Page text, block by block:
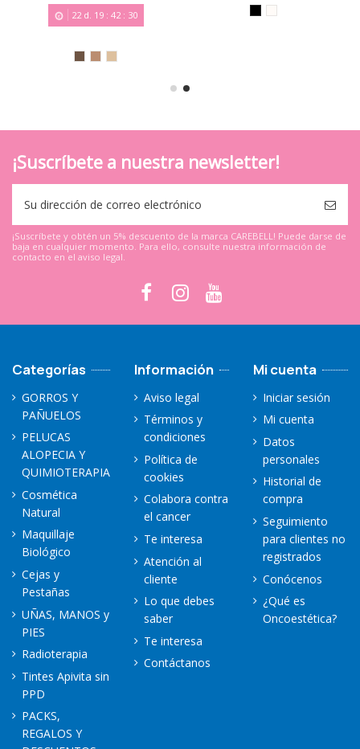
22d. 19: 42: 30
¡Suscríbete a nuestra newsletter!
¡Suscríbete y obtén un 5% descuento de la marca CAREBELL! Puede darse de
baja en cualquier momento. Para ello, consulte nuestra información de
contacto en el aviso legal.
Categorías
GORROS Y
PAÑUELOS
PELUCAS
ALOPECIA Y
QUIMIOTERAPIA
Cosmética
Natural
Maquillaje
Biológico
Cejas y
Pestañas
UÑAS, MANOS y
PIES
Radioterapia
Tintes Apivita sin
PPD
PACKS,
REGALOS Y
Información
Aviso legal
Términos y
condiciones
Política de
cookies
Colabora contra
el cancer
Te interesa
Atención al
cliente
Lo que debes
saber
Te interesa
Contáctanos
Mi cuenta
Iniciar sesión
Mi cuenta
Datos
personales
Historial de
compra
Seguimiento
para clientes no
registrados
Conócenos
¿Qué es
Oncoestética?